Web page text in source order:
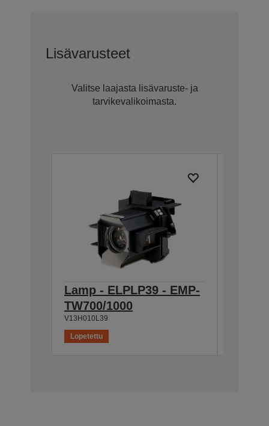
Lisävarusteet
Valitse laajasta lisävaruste- ja
tarvikevalikoimasta.
Lamp - ELPLP39 - EMP-
TW700/1000
V13H010L39
Lopetettu